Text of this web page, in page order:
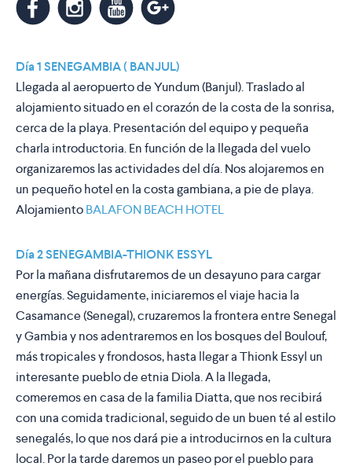
mknl
Día 1 SENEGAMBIA ( BANJUL)
Llegada al aeropuerto de Yundum (Banjul). Traslado al
alojamiento situado en el corazón de la costa de la sonrisa,
cerca de la playa. Presentación del equipo y pequeña
charla introductoria. En función de la llegada del vuelo
organizaremos las actividades del día. Nos alojaremos en
un pequeño hotel en la costa gambiana, a pie de playa.
AlojamientoBALAFON BEACH HOTEL
Día 2 SENEGAMBIA-THIONK ESSYL
Por la mañana disfrutaremos de un desayuno para cargar
energías. Seguidamente, iniciaremos el viaje hacia la
Casamance (Senegal), cruzaremos la frontera entre Senegal
y Gambia y nos adentraremos en los bosques del Boulouf,
más tropicales y frondosos, hasta llegar a Thionk Essyl un
interesante pueblo de etnia Diola. A la llegada,
comeremos en casa de la familia Diatta, que nos recibirá
con una comida tradicional, seguido de un buen té al estilo
senegalés, lo que nos dará pie a introducirnos en la cultura
local. Por la tarde daremos un paseo por el pueblo para